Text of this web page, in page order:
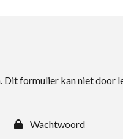
formulier kan niet door
Wachtwoord